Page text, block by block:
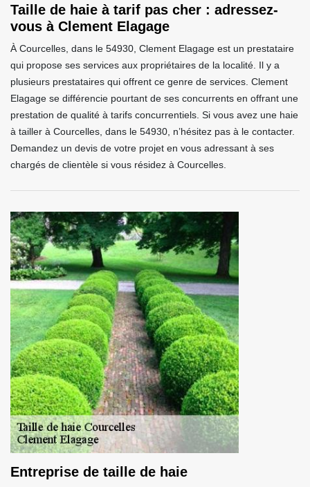
Taille de haie à tarif pas cher : adressez-
vous à Clement Elagage
À Courcelles, dans le 54930, Clement Elagage est un prestataire
qui propose ses services aux propriétaires de la localité. Il y a
plusieurs prestataires qui offrent ce genre de services. Clement
Elagage se différencie pourtant de ses concurrents en offrant une
prestation de qualité à tarifs concurrentiels. Si vous avez une haie
à tailler à Courcelles, dans le 54930, n’hésitez pas à le contacter.
Demandez un devis de votre projet en vous adressant à ses
chargés de clientèle si vous résidez à Courcelles.
Entreprise de taille de haie